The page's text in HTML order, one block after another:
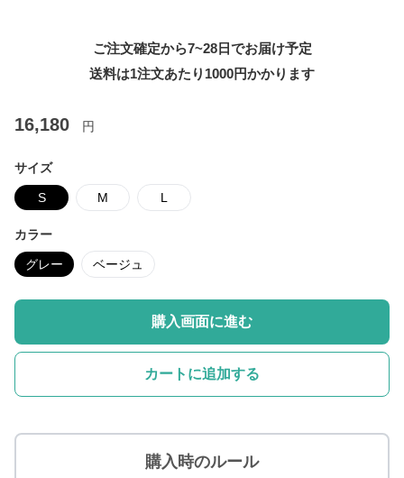
ご注文確定から7~28日でお届け予定
送料は1注文あたり 1000円かかります
16,180 円
サイズ
S M L
カラー
グレー ベージュ
購入画面に進む
カートに追加する
購入時のルール